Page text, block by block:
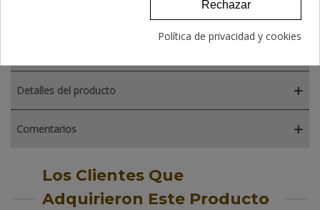
Detalles del producto
Comentarios
Los Clientes Que
Adquirieron Este Producto
Rechazar
Política de privacidad y cookies